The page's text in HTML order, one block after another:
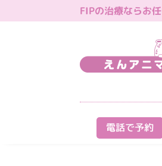
FIPの治療ならお
電話で予約